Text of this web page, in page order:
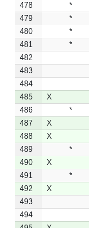
478
*
479
*
480
*
481
*
482
483
484
485
X
486
*
487
X
488
X
489
*
490
X
491
*
492
X
493
494